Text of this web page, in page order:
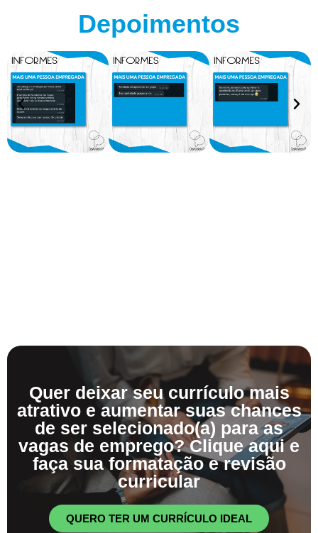
Depoimentos
Quer deixar seu currículo mais
atrativo e aumentar suas chances
de ser selecionado(a) para as
vagas de emprego? Clique aqui e
faça sua formatação e revisão
curricular
QUERO TER UM CURRÍCULO IDEAL